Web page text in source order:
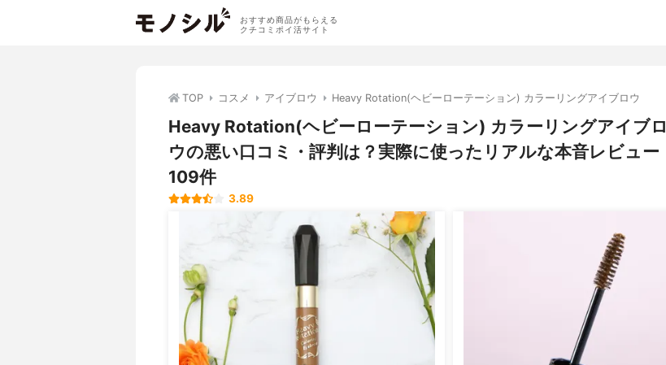
おすすめ商品がもらえる
クチコミポイ活サイト
TOP コスメ アイブロウ Heavy Rotation(ヘビーローテーション) カラーリングアイブロウ
Heavy Rotation(ヘビーローテーション) カラーリングアイブロ
ウの悪い口コミ・評判は？実際に使ったリアルな本音レビュー
109件
3.89